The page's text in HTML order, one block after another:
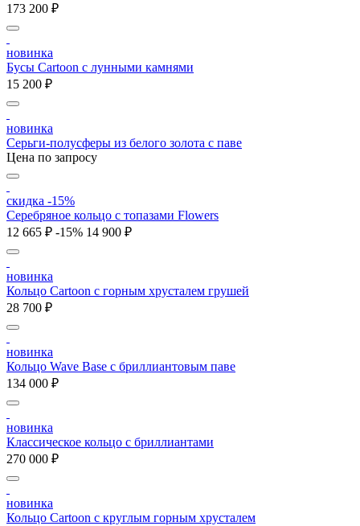
173 200 ₽
новинка
Бусы Cartoon с лунными камнями
15 200 ₽
новинка
Серьги-полусферы из белого золота с паве
Цена по запросу
скидка -15%
Серебряное кольцо с топазами Flowers
12 665 ₽ -15% 14 900 ₽
новинка
Кольцо Cartoon c горным хрусталем грушей
28 700 ₽
новинка
Кольцо Wave Base с бриллиантовым паве
134 000 ₽
новинка
Классическое кольцо с бриллиантами
270 000 ₽
новинка
Кольцо Cartoon c круглым горным хрусталем